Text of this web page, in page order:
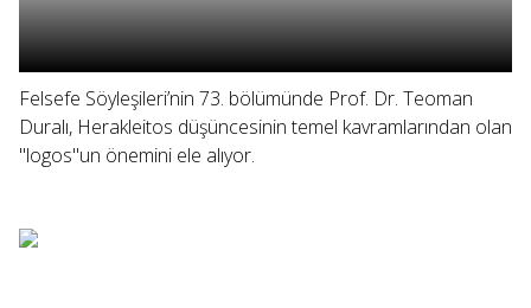
Felsefe Söyleşileri’nin 73. bölümünde Prof. Dr. Teoman
Duralı, Herakleitos düşüncesinin temel kavramlarından olan
"logos"un önemini ele alıyor.